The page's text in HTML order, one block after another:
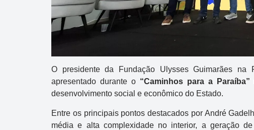
O presidente da Fundação Ulysses Guimarães na
apresentado durante o “Caminhos para a Paraíba”
desenvolvimento social e econômico do Estado.
Entre os principais pontos destacados por André
média e alta complexidade no interior, a geração
Dupla Sena